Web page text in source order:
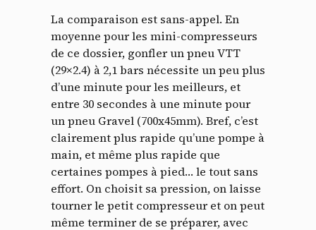
La comparaison est sans-appel. En
moyenne pour les mini-compresseurs
de ce dossier, gonfler un pneu VTT
(29×2.4) à 2,1 bars nécessite un peu plus
d’une minute pour les meilleurs, et
entre 30 secondes à une minute pour
un pneu Gravel (700x45mm). Bref, c’est
clairement plus rapide qu’une pompe à
main, et même plus rapide que
certaines pompes à pied… le tout sans
effort. On choisit sa pression, on laisse
tourner le petit compresseur et on peut
même terminer de se préparer, avec